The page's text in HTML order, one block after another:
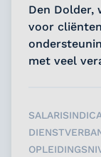
Den Dolder,
voor
met veel
ons en